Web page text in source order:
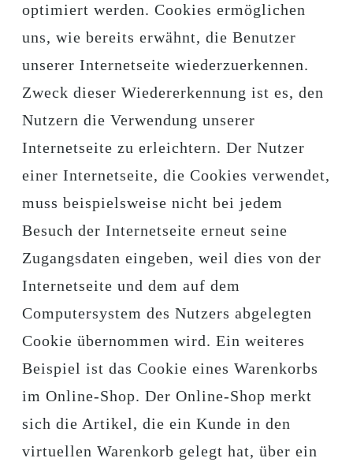
optimiert werden. Cookies ermöglichen
uns, wie bereits erwähnt, die Benutzer
unserer Internetseite wiederzuerkennen.
Zweck dieser Wiedererkennung ist es, den
Nutzern die Verwendung unserer
Internetseite zu erleichtern. Der Nutzer
einer Internetseite, die Cookies verwendet,
muss beispielsweise nicht bei jedem
Besuch der Internetseite erneut seine
Zugangsdaten eingeben, weil dies von der
Internetseite und dem auf dem
Computersystem des Nutzers abgelegten
Cookie übernommen wird. Ein weiteres
Beispiel ist das Cookie eines Warenkorbs
im Online-Shop. Der Online-Shop merkt
sich die Artikel, die ein Kunde in den
virtuellen Warenkorb gelegt hat, über ein